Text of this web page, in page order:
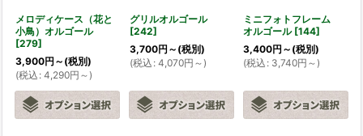
メロディケース（花と
小鳥）オルゴール
[279]
3,900円 ～ (税別)
(税込 : 4,290円 ～)
グリルオルゴール
[242]
3,700円 ～ (税別)
(税込 : 4,070円 ～)
ミニフォトフレーム
オルゴール [144]
3,400円 ～ (税別)
(税込 : 3,740円 ～)